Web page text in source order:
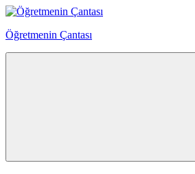
Skip
content
Öğretmenin Çantası